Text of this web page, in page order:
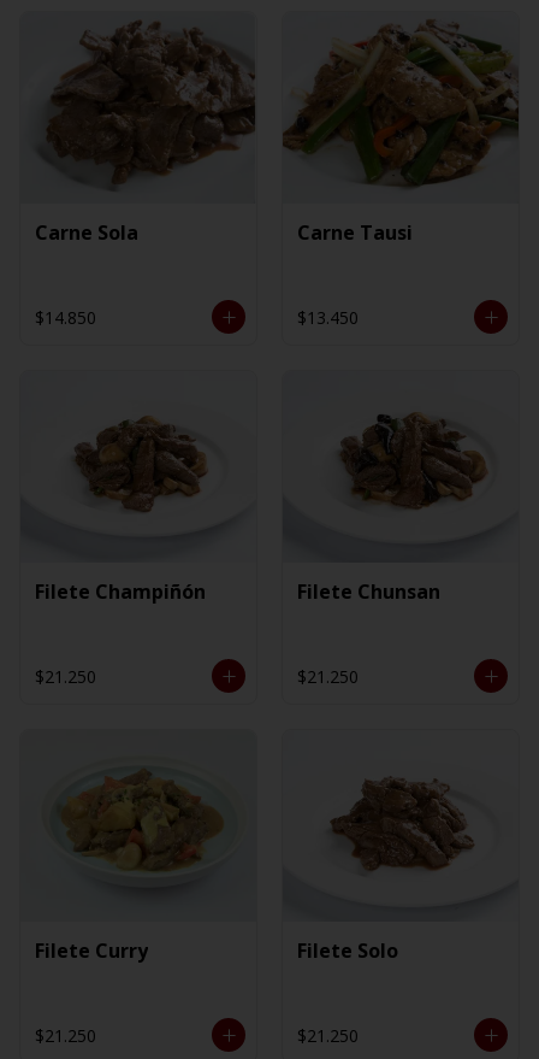
Carne Sola
$14.850
Carne Tausi
$13.450
Filete Champiñón
$21.250
Filete Chunsan
$21.250
Filete Curry
$21.250
Filete Solo
$21.250